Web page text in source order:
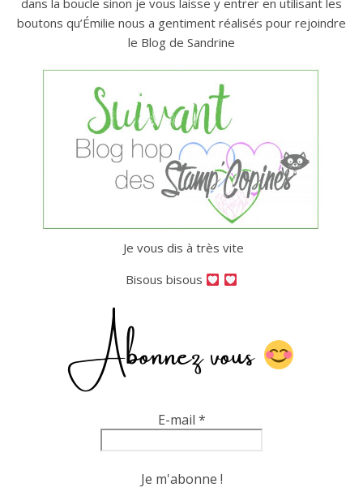
dans la boucle sinon je vous laisse y entrer en utilisant les
boutons qu’Émilie nous a gentiment réalisés pour rejoindre
le Blog de Sandrine
Je vous dis à très vite
Bisous bisous
Abonnez vous
E-mail *